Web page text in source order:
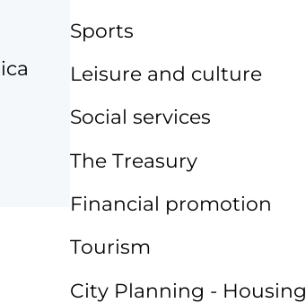
Sports
Leisure and culture
Social services
The Treasury
Financial promotion
Tourism
City Planning - Housing